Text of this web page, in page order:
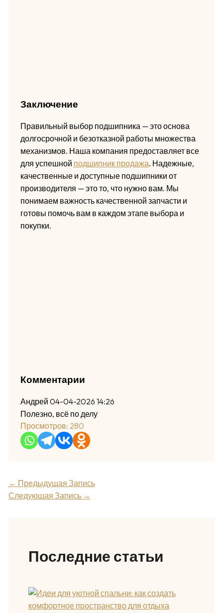
Заключение
Правильный выбор подшипника — это основа
долгосрочной и безотказной работы множества
механизмов. Наша компания предоставляет все
для успешной подшипник продажа. Надежные,
качественные и доступные подшипники от
производителя — это то, что нужно вам. Мы
понимаем важность качественной запчасти и
готовы помочь вам в каждом этапе выбора и
покупки.
Комментарии
Андрей 04-04-2026 14:26
Полезно, всё по делу
Просмотров: 280
← Предыдущая Запись
Следующая Запись →
Последние статьи